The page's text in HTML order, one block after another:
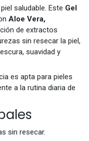
saludable. Este Gel
Aloe Vera,
de extractos
sin resecar la piel,
suavidad y
es apta para pieles
a la rutina diaria de
sin resecar.